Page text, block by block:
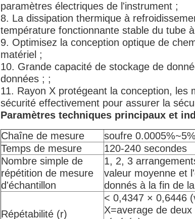
paramètres électriques de l'instrument ;
8. La dissipation thermique à
température fonctionnante stable du tube
9. Optimisez la conception optique de
matériel ;
10. Grande capacité de stockage de
données ; ;
11. Rayon X protégeant la conception,
sécurité effectivement pour assurer la
Paramètres techniques principaux et
Chaîne de mesure
soufre 0.0005%~5%
Temps de mesure
120-240 secondes
Nombre simple de
répétition de mesure
d'échantillon
1, 2, 3
valeur moyenne et
donnés à la fin de
Répétabilité (r)
< 0,4347 × 0,6446
X=average de